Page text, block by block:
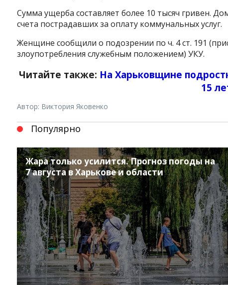
Сумма ущерба составляет более 10 тысяч гривен.
счета пострадавших за оплату коммунальных услуг.
Женщине сообщили о подозрении по ч. 4 ст. 191
злоупотребления служебным положением) УКУ.
Читайте также: На Харьковщине
15
Автор: Виктория Яковенко
Популярно
Жара только усилится. Прогноз погоды на
7 августа в Харькове и области